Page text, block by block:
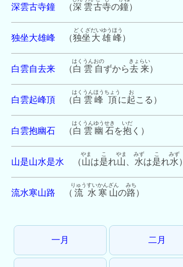
深雲古寺鐘 （深雲古寺の鐘）
独坐大雄峰 （独坐
どくざ
大雄峰
だいゆうほう
）
白雲自去来 （ 白雲
はくうん
自
おの
ずから去来
きょらい
）
白雲起峰頂 （ 白雲
はくうん
峰
ほう
頂
ちょう
に起
お
こる）
白雲抱幽石 （ 白雲
はくうん
幽石
ゆうせき
を抱
いだ
く）
山是山水是水 （ 山
やま
は是
こ
れ山
やま
、 水
みず
は是
こ
れ水
みず
）
流水寒山路 （ 流
りゅう
水
すい
寒山
かんざん
の路
みち
）
一月 二月